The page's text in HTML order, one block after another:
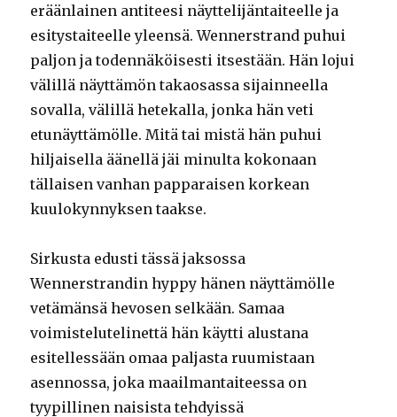
eräänlainen antiteesi näyttelijäntaiteelle ja
esitystaiteelle yleensä. Wennerstrand puhui
paljon ja todennäköisesti itsestään. Hän lojui
välillä näyttämön takaosassa sijainneella
sovalla, välillä hetekalla, jonka hän veti
etunäyttämölle. Mitä tai mistä hän puhui
hiljaisella äänellä jäi minulta kokonaan
tällaisen vanhan papparaisen korkean
kuulokynnyksen taakse.
Sirkusta edusti tässä jaksossa
Wennerstrandin hyppy hänen näyttämölle
vetämänsä hevosen selkään. Samaa
voimistelutelinettä hän käytti alustana
esitellessään omaa paljasta ruumistaan
asennossa, joka maailmantaiteessa on
tyypillinen naisista tehdyissä